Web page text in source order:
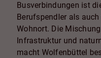
Busverbindungen ist
Berufspendler als
Wohnort. Die
Infrastruktur und
macht Wolfenbüttel